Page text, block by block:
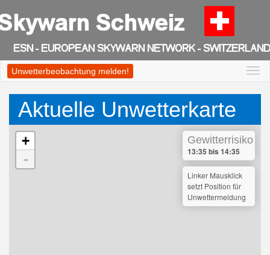
Unwetterbeobachtung melden!
Aktuelle Unwetterkarte
+
-
Gewitterrisiko
13:35 bis 14:35
Linker Mausklick
setzt Position für
Unwettermeldung